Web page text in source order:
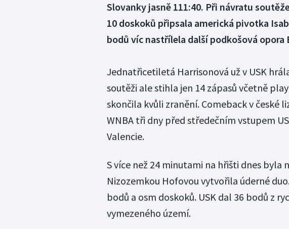
Slovanky jasně 111:40. Při návratu
10 doskoků připsala americká pivotka
bodů víc nastřílela další podkošová opora
Jednatřicetiletá Harrisonová už v USK
soutěži ale stihla jen 14 zápasů včetně
skončila kvůli zranění. Comeback v české
WNBA tři dny před středečním vstupem
Valencie.
S více než 24 minutami na hřišti dnes byla
Nizozemkou Hofovou vytvořila úderné
bodů a osm doskoků. USK dal 36 bodů z
vymezeného území.